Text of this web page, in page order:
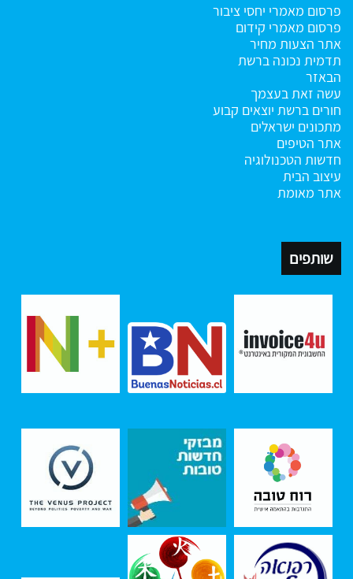
פרסום מאמרי יחסי ציבור
פרסום מאמרי קידום
אתר הצעות מחיר
תדמית נכונה ברשת
הבאזר
עשה זאת בעצמך
חורים ברשת יוצאים קבוע
מתכונים ישראלים
אתר הטיפים
חדשות הטכנולוגיה
עיצוב הבית
אתר מאומת
שותפים